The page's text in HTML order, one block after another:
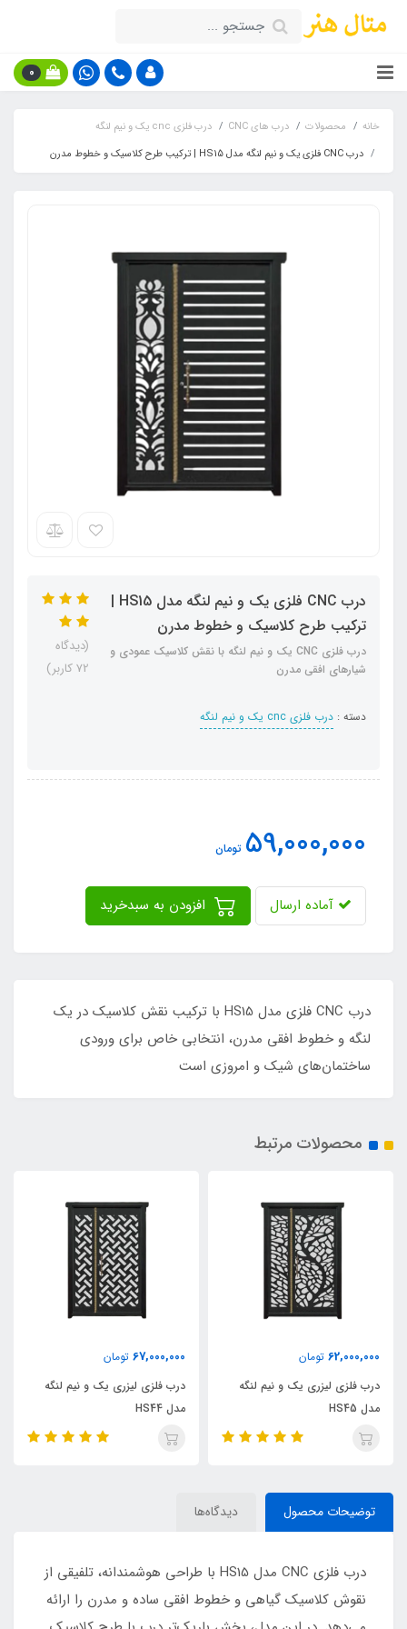
0
خانه محصولات درب های CNC
درب فلزی cnc یک و نیم لنگه
درب CNC فلزی یک و نیم لنگه مدل HS15 | ترکیب طرح کلاسیک و خطوط مدرن
درب CNC فلزی یک و نیم لنگه مدل HS15 |
ترکیب طرح کلاسیک و خطوط مدرن
درب فلزی CNC یک و نیم لنگه با نقش کلاسیک عمودی و
شیارهای افقی مدرن
دسته : درب فلزی cnc یک و نیم لنگه
(دیدگاه
72 کاربر)
59,000,000 تومان
آماده ارسال
درب CNC فلزی مدل HS15 با ترکیب نقش کلاسیک در یک
لنگه و خطوط افقی مدرن، انتخابی خاص برای ورودی
ساختمان‌های شیک و امروزی است
محصولات مرتبط
62,000,000 تومان
درب فلزی لیزری یک و نیم لنگه
مدل HS45
67,000,000 تومان
درب فلزی لیزری یک و نیم لنگه
مدل HS44
توضیحات محصول دیدگاه‌ها
درب فلزی CNC مدل HS15 با طراحی هوشمندانه، تلفیقی از
نقوش کلاسیک گیاهی و خطوط افقی ساده و مدرن را ارائه